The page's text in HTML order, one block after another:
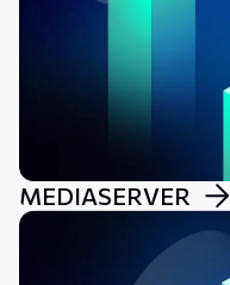
MEDIASERVER